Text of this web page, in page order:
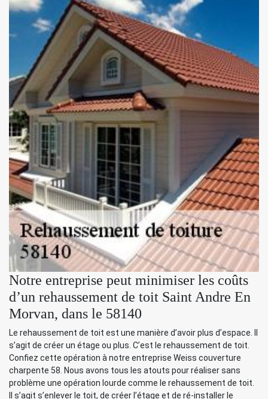
Notre entreprise peut minimiser les coûts
d’un rehaussement de toit Saint Andre En
Morvan, dans le 58140
Le rehaussement de toit est une manière d’avoir plus d’espace. Il
s’agit de créer un étage ou plus. C’est le rehaussement de toit.
Confiez cette opération à notre entreprise Weiss couverture
charpente 58. Nous avons tous les atouts pour réaliser sans
problème une opération lourde comme le rehaussement de toit.
Il s’agit s’enlever le toit, de créer l’étage et de ré-installer le